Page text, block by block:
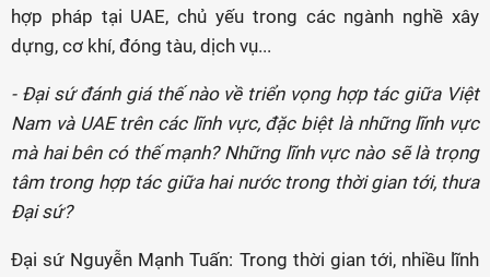
hợp pháp tại UAE, chủ yếu trong các ngành nghề xây
dựng, cơ khí, đóng tàu, dịch vụ...
- Đại sứ đánh giá thế nào về triển vọng hợp tác giữa Việt
Nam và UAE trên các lĩnh vực, đặc biệt là những lĩnh vực
mà hai bên có thế mạnh? Những lĩnh vực nào sẽ là trọng
tâm trong hợp tác giữa hai nước trong thời gian tới, thưa
Đại sứ?
Đại sứ Nguyễn Mạnh Tuấn: Trong thời gian tới, nhiều lĩnh